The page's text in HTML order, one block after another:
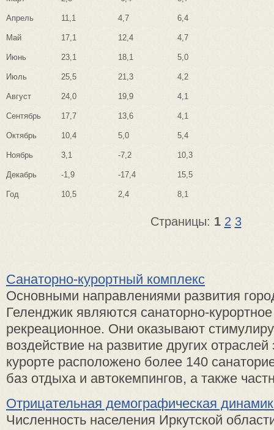
Апрель 11,1 4,7 6,4
Май 17,1 12,4 4,7
Июнь 23,1 18,1 5,0
Июль 25,5 21,3 4,2
Август 24,0 19,9 4,1
Сентябрь 17,7 13,6 4,1
Октябрь 10,4 5,0 5,4
Ноябрь 3,1 -7,2 10,3
Декабрь -1,9 -17,4 15,5
Год 10,5 2,4 8,1
Страницы: 1 2 3
Санаторно-курортный комплекс
Основными направлениями развития
Геленджик являются санаторно-курортное
рекреационное. Они оказывают
воздействие на развитие других
курорте расположено более 140
баз отдыха и автокемпингов, а также
Отрицательная демографическая
Численность населения Иркутской